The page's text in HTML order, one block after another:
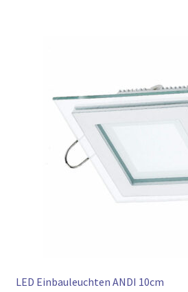
LED Einbauleuchten ANDI 10cm